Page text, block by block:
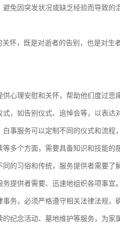
免因突发状况或缺乏经验而导致的
怀，既是对逝者的告别，也是对生
心理安慰和关怀，帮助他们度过悲
，如告别仪式、追悼会等，以表达
事服务可以定制不同的仪式和流程
多个方面，需要具备知识和技能的
的习俗和传统，服务提供者需要了
提供者需要、迅速地组织各项事宜。
务，必须严格遵守相关法律法规，
纪念活动、墓地维护等服务，为家